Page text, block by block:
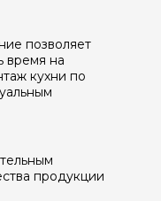
позволяет
время на
кухни по
продукции